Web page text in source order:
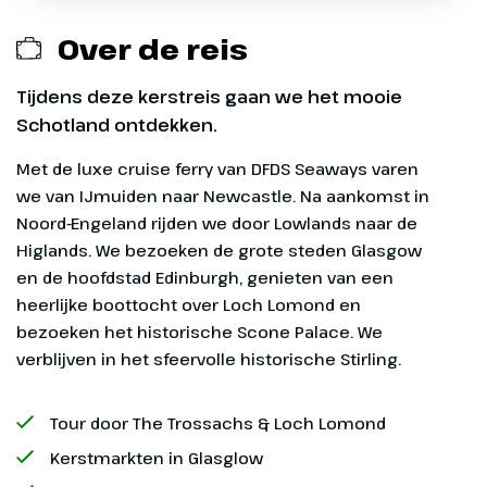
Over de reis
Tijdens deze kerstreis gaan we het mooie
Schotland ontdekken.
Met de luxe cruise ferry van DFDS Seaways varen
we van IJmuiden naar Newcastle. Na aankomst in
Noord-Engeland rijden we door Lowlands naar de
Higlands. We bezoeken de grote steden Glasgow
en de hoofdstad Edinburgh, genieten van een
heerlijke boottocht over Loch Lomond en
bezoeken het historische Scone Palace. We
verblijven in het sfeervolle historische Stirling.
Tour door The Trossachs & Loch Lomond
Kerstmarkten in Glasglow
Dag 1
Newcastle
Via Holten, Apeldoorn,
Amersfoort, Utrecht en
Amsterdam gaan we naar
IJmuiden, waar we aan boord
gaan van de cruiseferry van DFDS
Seaways naar Newcastle. We
boord.
Optioneel
Exclusief
Entreegelden Falkirk Wheel en Scone
Palace
Optionele excursies
Overige maaltijden
Optioneel bij te boeken